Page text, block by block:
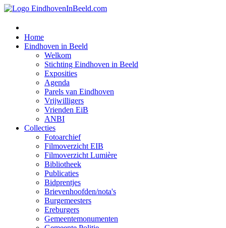
Home
Eindhoven in Beeld
Welkom
Stichting Eindhoven in Beeld
Exposities
Agenda
Parels van Eindhoven
Vrijwilligers
Vrienden EiB
ANBI
Collecties
Fotoarchief
Filmoverzicht EIB
Filmoverzicht Lumière
Bibliotheek
Publicaties
Bidprentjes
Brievenhoofden/nota's
Burgemeesters
Ereburgers
Gemeentemonumenten